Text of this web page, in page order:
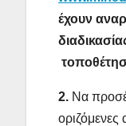
έχουν
2. Να